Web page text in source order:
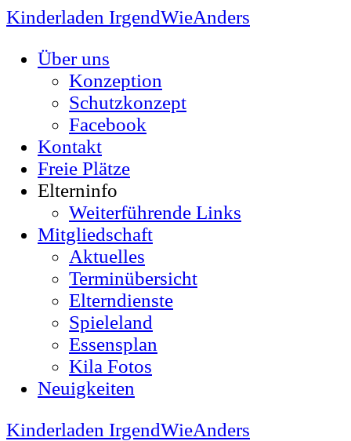
Kinderladen IrgendWieAnders
Über uns
Konzeption
Schutzkonzept
Facebook
Kontakt
Freie Plätze
Elterninfo
Weiterführende Links
Mitgliedschaft
Aktuelles
Terminübersicht
Elterndienste
Spieleland
Essensplan
Kila Fotos
Neuigkeiten
Kinderladen IrgendWieAnders